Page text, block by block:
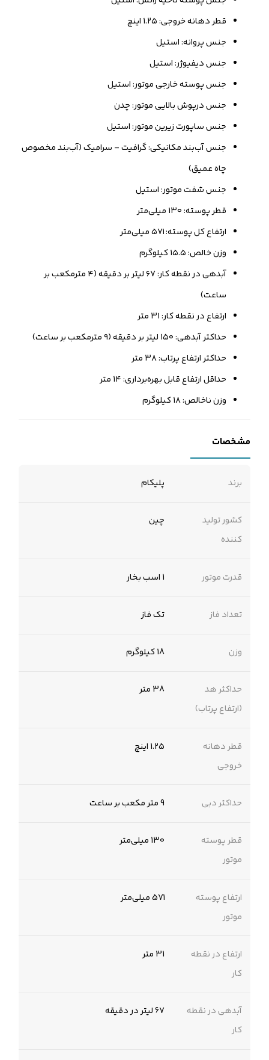
قطر دهانه خروجی: ۱.۲۵ اینچ
جنس پروانه: استیل
جنس دیفیوژر: استیل
جنس پوسته خارجی موتور: استیل
جنس درپوش بالایی موتور: چدن
جنس ساپورت زیرین موتور: استیل
جنس آب‌بند مکانیکی: گرافیت – سرامیک (آب‌بند مخصوص
چاه عمیق)
جنس شفت موتور: استیل
قطر پوسته: ۱۳۰ میلی‌متر
ارتفاع کل پوسته: ۵۷۱ میلی‌متر
وزن خالص: ۱۵.۵ کیلوگرم
آبدهی در نقطه کار: ۶۷ لیتر بر دقیقه (۴ مترمکعب بر
ساعت)
ارتفاع در نقطه کار: ۳۱ متر
حداکثر آبدهی: ۱۵۰ لیتر بر دقیقه (۹ مترمکعب بر ساعت)
حداکثر ارتفاع پرتاب: ۳۸ متر
حداقل ارتفاع قابل بهره‌برداری: ۱۴ متر
وزن ناخالص: ۱۸ کیلوگرم
مشخصات
برند پلیکام
کشور تولید
کننده
چین
قدرت موتور 1 اسب بخار
تعداد فاز تک فاز
وزن 18 کیلوگرم
حداکثر هد
(ارتفاع پرتاب)
38 متر
قطر دهانه
خروجی
1.25 اینچ
حداکثر دبی 9 متر مکعب بر ساعت
قطر پوسته
موتور
130 میلی‌متر
ارتفاع پوسته
موتور
571 میلی‌متر
ارتفاع در نقطه
کار
31 متر
آبدهی در نقطه
کار
67 لیتر در دقیقه